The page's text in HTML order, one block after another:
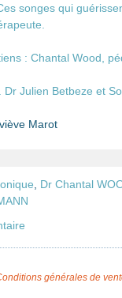
songes qui
: Chantal Wood,
Dr Julien Betbeze et
Marot
Dr Chantal
générales de